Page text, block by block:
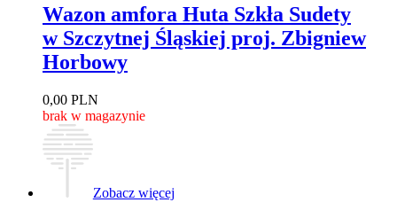
Wazon amfora Huta Szkła Sudety
w Szczytnej Śląskiej proj. Zbigniew
Horbowy
0,00 PLN
brak w magazynie
Zobacz więcej